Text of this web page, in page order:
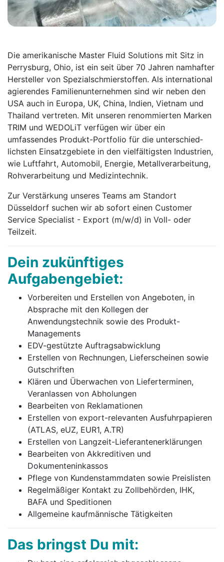
Die amerikanische Master Fluid Solutions mit Sitz in
Perrysburg, Ohio, ist ein seit über 70 Jahren namhafter
Hersteller von Spezial­schmier­stoffen. Als inter­national
agierendes Familien­unter­nehmen sind wir neben den
USA auch in Europa, UK, China, Indien, Vietnam und
Thailand vertreten. Mit unseren renommierten Marken
TRIM und WEDOLiT verfügen wir über ein
umfassendes Produkt-Portfolio für die unter­schied­
lichsten Einsatzgebiete in den vielfältigsten Industrien,
wie Luftfahrt, Automobil, Energie, Metall­verarbeitung,
Roh­verar­beitung und Medizin­technik.
Zur Verstärkung unseres Teams am Standort
Düsseldorf suchen wir ab sofort einen Customer
Service Specialist - Export (m/w/d) in Voll- oder
Teilzeit.
Dein zukünftiges
Aufgabengebiet:
Vorbereiten und Erstellen von Angeboten, in
Absprache mit den Kollegen der
Anwendungstechnik sowie des Produkt-
Managements
EDV-gestützte Auftragsabwicklung
Erstellen von Rechnungen, Lieferscheinen sowie
Gutschriften
Klären und Überwachen von Lieferterminen,
Veranlassen von Abholungen
Bearbeiten von Reklamationen
Erstellen von export-relevanten Ausfuhrpapieren
(ATLAS, eUZ, EUR1, A.TR)
Erstellen von Langzeit-Lieferantenerklärungen
Bearbeiten von Akkreditiven und
Dokumenteninkassos
Pflege von Kundenstammdaten sowie Preislisten
Regelmäßiger Kontakt zu Zollbehörden, IHK,
BAFA und Speditionen
Allgemeine kaufmännische Tätigkeiten
Das bringst Du mit: